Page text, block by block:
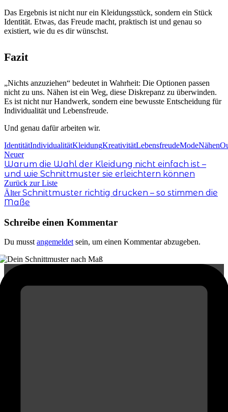
Das Ergebnis ist nicht nur ein Kleidungsstück, sondern ein Stück
Identität. Etwas, das Freude macht, praktisch ist und genau so
existiert, wie du es dir wünschst.
Fazit
„Nichts anzuziehen“ bedeutet in Wahrheit: Die Optionen passen
nicht zu uns. Nähen ist ein Weg, diese Diskrepanz zu überwinden.
Es ist nicht nur Handwerk, sondern eine bewusste Entscheidung für
Individualität und Lebensfreude.
Und genau dafür arbeiten wir.
IdentitätIndividualitätKleidungKreativitätLebensfreudeModeNähen
Neuer
Warum die Wahl der Kleidung nicht einfach ist –
und wie Schnittmuster sie erleichtern können
Zurück zur Liste
Älter Schnittmuster richtig drucken – so stimmen die
Maße
Schreibe einen Kommentar
Du musstangemeldetsein, um einen Kommentar abzugeben.